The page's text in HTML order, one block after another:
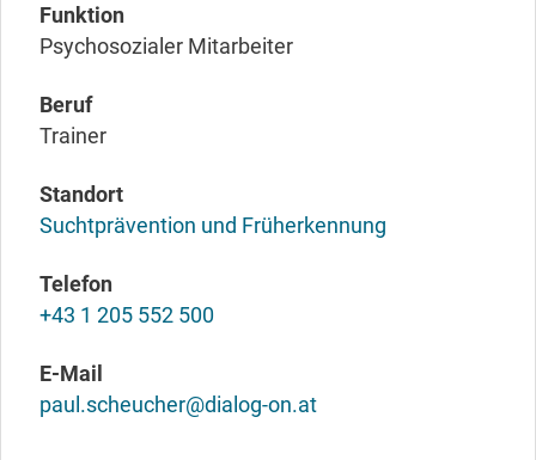
Funktion
Psychosozialer Mitarbeiter
Beruf
Trainer
Standort
Suchtprävention und Früherkennung
Telefon
+43 1 205 552 500
E-Mail
paul.scheucher@dialog-on.at